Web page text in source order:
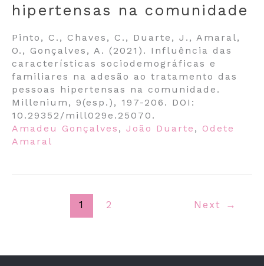
hipertensas na comunidade
Pinto, C., Chaves, C., Duarte, J., Amaral,
O., Gonçalves, A. (2021). Influência das
características sociodemográficas e
familiares na adesão ao tratamento das
pessoas hipertensas na comunidade.
Millenium, 9(esp.), 197-206. DOI:
10.29352/mill029e.25070.
Amadeu Gonçalves , João Duarte , Odete
Amaral
1 2 Next →